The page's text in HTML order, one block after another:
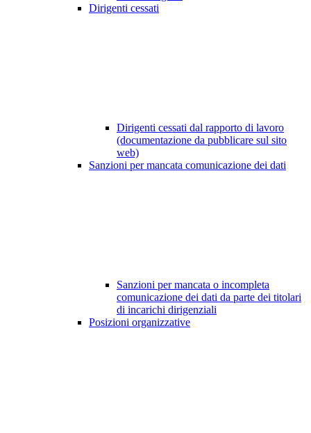
Dirigenti cessati
Dirigenti cessati dal rapporto di lavoro
(documentazione da pubblicare sul sito
web)
Sanzioni per mancata comunicazione dei dati
Sanzioni per mancata o incompleta
comunicazione dei dati da parte dei titolari
di incarichi dirigenziali
Posizioni organizzative